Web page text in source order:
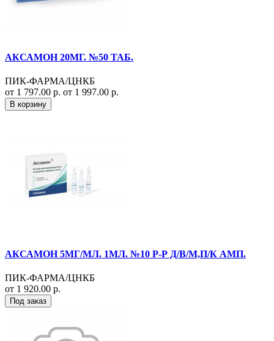
АКСАМОН 20МГ. №50 ТАБ.
ПИК-ФАРМА/ЦНКБ
от 1 797.00 р. от 1 997.00 р.
В корзину
АКСАМОН 5МГ/МЛ. 1МЛ. №10 Р-Р Д/В/М,П/К АМП.
ПИК-ФАРМА/ЦНКБ
от 1 920.00 р.
Под заказ